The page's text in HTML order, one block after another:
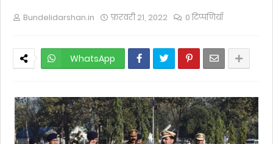
Bundelidarshan.in फ़रवरी 21, 2022 0 टिप्पणियाँ
WhatsApp